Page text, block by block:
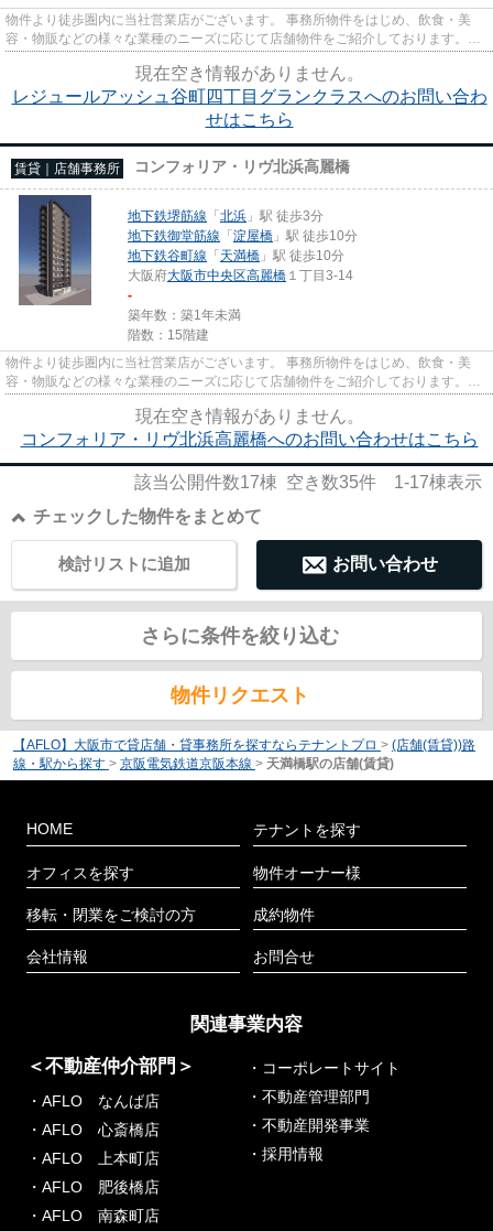
物件より徒歩圏内に当社営業店がございます。 事務所物件をはじめ、飲食・美
容・物販などの様々な業種のニーズに応じて店舗物件をご紹介しております。
尚、弊社ではおとり広告は一切...
現在空き情報がありません。
レジュールアッシュ谷町四丁目グランクラスへのお問い合わ
せはこちら
賃貸｜店舗事務所 コンフォリア・リヴ北浜高麗橋
地下鉄堺筋線 「北浜 」駅 徒歩3分
地下鉄御堂筋線 「淀屋橋 」駅 徒歩10分
地下鉄谷町線 「天満橋 」駅 徒歩10分
大阪府大阪市中央区高麗橋 １丁目3-14
-
築年数：築1年未満
階数：15階建
物件より徒歩圏内に当社営業店がございます。 事務所物件をはじめ、飲食・美
容・物販などの様々な業種のニーズに応じて店舗物件をご紹介しております。
尚、弊社ではおとり広告は一切...
現在空き情報がありません。
コンフォリア・リヴ北浜高麗橋へのお問い合わせはこちら
該当公開件数17棟 空き数35件 1-17棟表示
チェックした物件をまとめて
お問い合わせ
検討リストに追加
さらに条件を絞り込む
物件リクエスト
【AFLO】大阪市で貸店舗・貸事務所を探すならテナントプロ > (店舗(賃貸))路
線・駅から探す > 京阪電気鉄道京阪本線 > 天満橋駅の店舗(賃貸)
HOME
オフィスを探す
移転・閉業をご検討の方
会社情報
テナントを探す
物件オーナー様
成約物件
お問合せ
関連事業内容
＜不動産仲介部門＞
・AFLO なんば店
・AFLO 心斎橋店
・AFLO 上本町店
・AFLO 肥後橋店
・AFLO 南森町店
・コーポレートサイト
・不動産管理部門
・不動産開発事業
・採用情報